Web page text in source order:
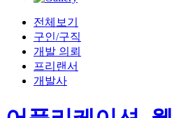
전체보기
구인/구직
개발 의뢰
프리랜서
개발사